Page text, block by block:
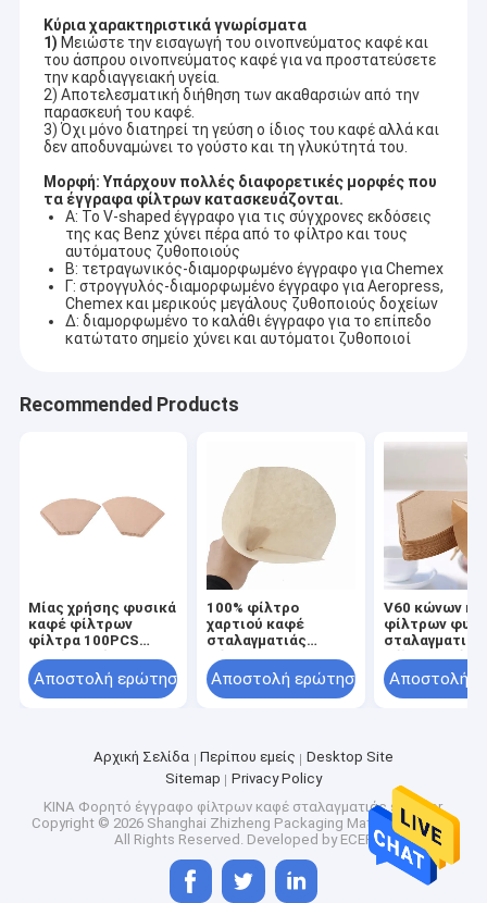
Κύρια χαρακτηριστικά γνωρίσματα
1) Μειώστε την εισαγωγή του οινοπνεύματος καφέ και
του άσπρου οινοπνεύματος καφέ για να προστατεύσετε
την καρδιαγγειακή υγεία.
2) Αποτελεσματική διήθηση των ακαθαρσιών από την
παρασκευή του καφέ.
3) Όχι μόνο διατηρεί τη γεύση ο ίδιος του καφέ αλλά και
δεν αποδυναμώνει το γούστο και τη γλυκύτητά του.
Μορφή: Υπάρχουν πολλές διαφορετικές μορφές που
τα έγγραφα φίλτρων κατασκευάζονται.
Α: Το V-shaped έγγραφο για τις σύγχρονες εκδόσεις
της κας Benz χύνει πέρα από το φίλτρο και τους
αυτόματους ζυθοποιούς
Β: τετραγωνικός-διαμορφωμένο έγγραφο για Chemex
Γ: στρογγυλός-διαμορφωμένο έγγραφο για Aeropress,
Chemex και μερικούς μεγάλους ζυθοποιούς δοχείων
Δ: διαμορφωμένο το καλάθι έγγραφο για το επίπεδο
κατώτατο σημείο χύνει και αυτόματοι ζυθοποιοί
Recommended Products
Μίας χρήσης φυσικά
καφέ φίλτρων
φίλτρα 100PCS
καφέ εγγράφων V60
κωνικά ανά τσάντα
Αποστολή ερώτησης
100% φίλτρο
χαρτιού καφέ
σταλαγματιάς
κώνων V60
εγγράφων φίλτρων
καφέ χρώματος
Αποστολή ερώτησης
V60 κώνων
φίλτρων
φίλτρων μίας
χρήσης
καφέ
Αποστολή
Αρχική Σελίδα Περίπου εμείς
Desktop Site
Sitemap
Privacy Policy
ΚΙΝΑ Φορητό έγγραφο φίλτρων καφέ σταλαγματιάς supplier.
Copyright © 2026 Shanghai Zhizheng Packaging Materials Co.,ltd.
All Rights Reserved. Developed by ECER